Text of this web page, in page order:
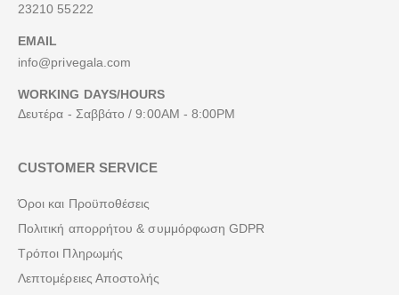
23210 55222
EMAIL
info@privegala.com
WORKING DAYS/HOURS
Δευτέρα - Σαββάτο / 9:00AM - 8:00PM
CUSTOMER SERVICE
Όροι και Προϋποθέσεις
Πολιτική απορρήτου & συμμόρφωση GDPR
Τρόποι Πληρωμής
Λεπτομέρειες Αποστολής